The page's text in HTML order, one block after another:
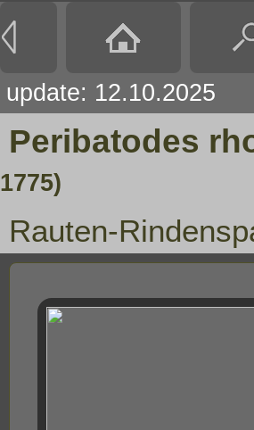
update: 12.10.2025
Peribatodes
1775)
Rauten-